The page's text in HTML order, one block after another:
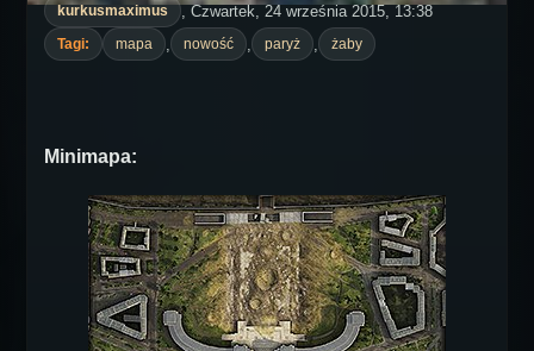
kurkusmaximus , Czwartek, 24 września 2015, 13:38
Tagi: mapa nowość paryż żaby
Minimapa: